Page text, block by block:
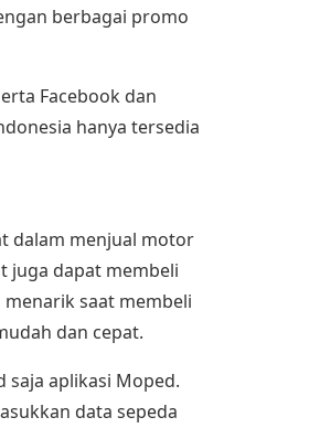
berbagai promo
Facebook dan
hanya tersedia
dalam menjual motor
juga dapat membeli
saat membeli
dan cepat.
saja aplikasi Moped.
data sepeda